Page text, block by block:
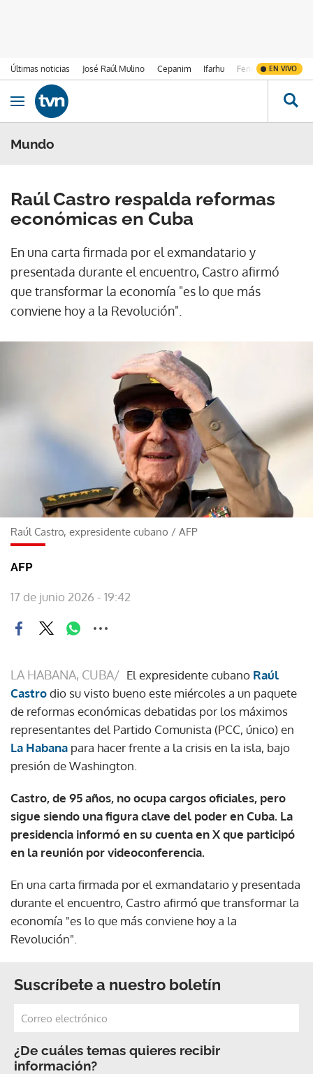
Últimas noticias José Raúl Mulino Cepanim Ifarhu Fenómeno de El
EN VIVO
Ir al contenido
Obrir navegació
Mundo
Raúl Castro respalda reformas
económicas en Cuba
En una carta firmada por el exmandatario y
presentada durante el encuentro, Castro afirmó
que transformar la economía "es lo que más
conviene hoy a la Revolución".
Raúl Castro, expresidente cubano / AFP
AFP
17 de junio 2026 - 19:42
LA HABANA, CUBA/ El expresidente cubano Raúl
Castrodio su visto bueno este miércoles a un paquete
de reformas económicas debatidas por los máximos
representantes del Partido Comunista (PCC, único) en
La Habana para hacer frente a la crisis en la isla, bajo
presión de Washington.
Castro, de 95 años, no ocupa cargos oficiales, pero
sigue siendo una figura clave del poder en Cuba. La
presidencia informó en su cuenta en X que participó
en la reunión por videoconferencia.
En una carta firmada por el exmandatario y presentada
durante el encuentro, Castro afirmó que transformar la
economía "es lo que más conviene hoy a la
Revolución".
Suscríbete a nuestro boletín
¿De cuáles temas quieres recibir
información?